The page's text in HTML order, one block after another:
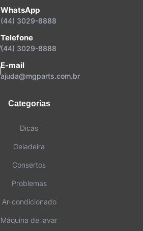
WhatsApp
(44) 3029-8888
Telefone
(44) 3029-8888
E-mail
ajuda@mgparts.com.br
Categorias
Dicas
Geladeira
Consertos
Problemas
Ar-condicionado
Máquina de lavar